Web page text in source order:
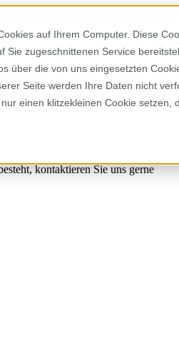
auf Ihrem Computer. Diese
Sie zugeschnittenen Service
über die von uns eingesetzten
Seite werden Ihre Daten nicht
einen klitzekleinen Cookie
schiefgelaufen.
kontaktieren Sie uns gerne